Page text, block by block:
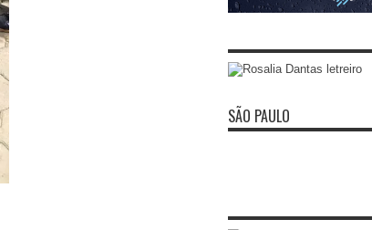
SÃO PAULO